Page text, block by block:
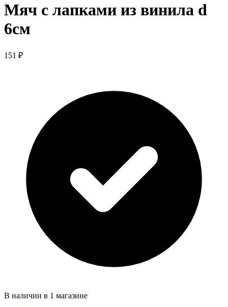
Мяч с лапками из винила d
6см
151 ₽
В наличии в 1 магазине